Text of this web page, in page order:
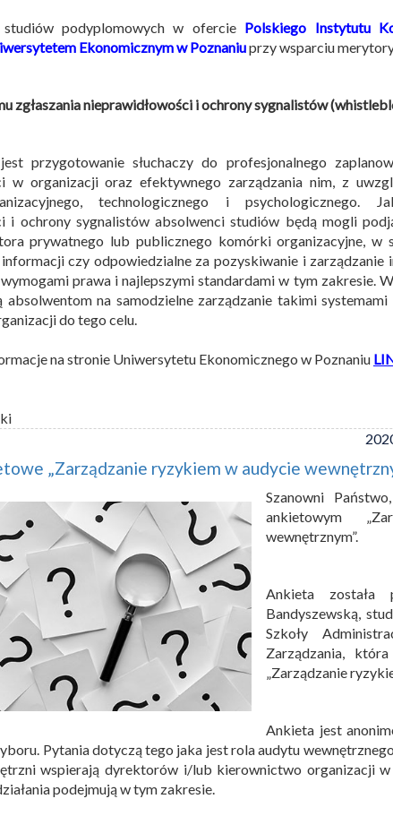
podyplomowych w ofercie Polskiego Instytutu
Ekonomicznym w Poznaniuprzy wsparciu
zgłaszania nieprawidłowości i ochrony sygnalistów
przygotowanie słuchaczy do profesjonalnego
w organizacji oraz efektywnego zarządzania nim, z
technologicznego i psychologicznego.
i ochrony sygnalistów absolwenci studiów będą mogli
prywatnego lub publicznego komórki organizacyjne, w
czy odpowiedzialne za pozyskiwanie i
prawa i najlepszymi standardami w tym zakresie.
na samodzielne zarządzanie takimi
do tego celu.
na stronie Uniwersytetu Ekonomicznego w Poznaniu
„Zarządzanie ryzykiem w audycie
Szanowni
ankietowym
wewnętrznym”.
Ankieta została
Bandyszewską,
Szkoły
Zarządzania,
„Zarządzanie
Ankieta jest
Pytania dotyczą tego jaka jest rola audytu
wspierają dyrektorów i/lub kierownictwo organizacji w
podejmują w tym zakresie.